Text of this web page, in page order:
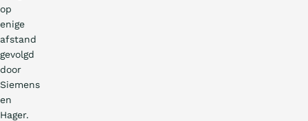
op
enige
afstand
gevolgd
door
Siemens
en
Hager.